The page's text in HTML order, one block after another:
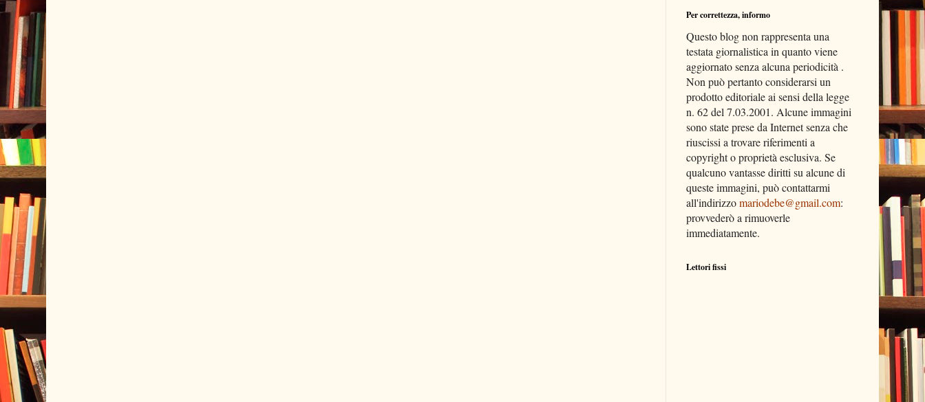
Per correttezza, informo
Questo blog non rappresenta una
testata giornalistica in quanto viene
aggiornato senza alcuna periodicità .
Non può pertanto considerarsi un
prodotto editoriale ai sensi della legge
n. 62 del 7.03.2001. Alcune immagini
sono state prese da Internet senza che
riuscissi a trovare riferimenti a
copyright o proprietà esclusiva. Se
qualcuno vantasse diritti su alcune di
queste immagini, può contattarmi
all'indirizzomariodebe@gmail.com:
provvederò a rimuoverle
immediatamente.
Lettori fissi